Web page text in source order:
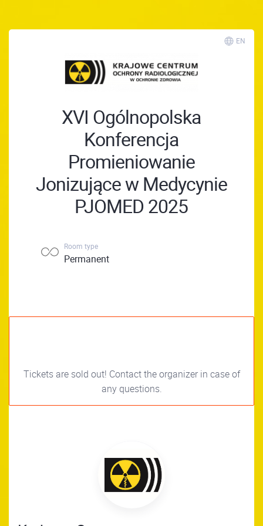
EN
XVI Ogólnopolska
Konferencja
Promieniowanie
Jonizujące w Medycynie
PJOMED 2025
Room type
Permanent
Tickets are sold out! Contact the organizer in case of
any questions.